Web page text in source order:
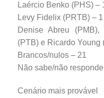
Laércio Benko (PHS) –
Levy Fidelix (PRTB) – 1
Denise Abreu (PMB),
(PTB) e Ricardo Young
Brancos/nulos – 21
Não sabe/não
Cenário mais provável